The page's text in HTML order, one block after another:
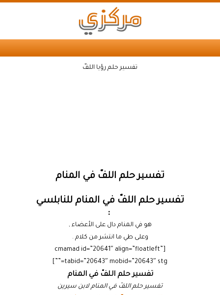
تفسير حلم رؤيا اللفّ
تفسير حلم اللفّ في المنام
تفسير حلم اللفّ في المنام للنابلسي
:
هو في المنام دال على الأعضاء ,
وعلى طي ما انتشر من كلام .
[cmamad id=”20641″ align=”floatleft”
tabid=”20643″ mobid=”20643″ stg=””]
تفسير حلم اللفّ في المنام
تفسير حلم اللفّ في المنام لابن سيرين